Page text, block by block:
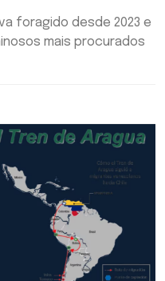
foragido desde 2023 e
mais procurados